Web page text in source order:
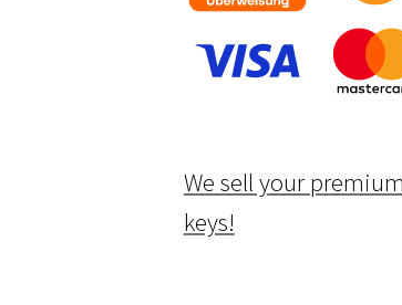
We sell your premium
keys!